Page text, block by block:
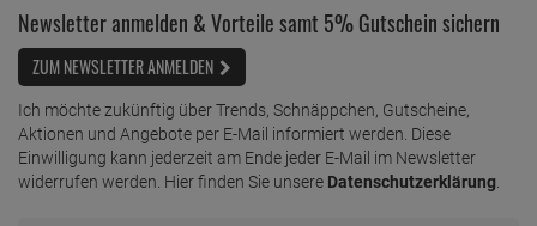
Newsletter anmelden & Vorteile samt 5% Gutschein sichern
ZUM NEWSLETTER ANMELDEN
Ich möchte zukünftig über Trends, Schnäppchen, Gutscheine,
Aktionen und Angebote per E-Mail informiert werden. Diese
Einwilligung kann jederzeit am Ende jeder E-Mail im Newsletter
widerrufen werden. Hier finden Sie unsere Datenschutzerklärung